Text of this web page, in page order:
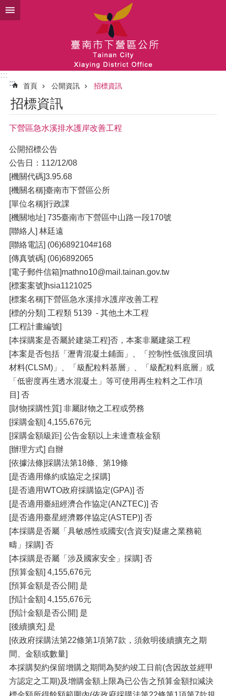
跳到主要內容區塊
:::
:::
首頁 公開資訊 招標資訊
招標資訊
下營區急水溪排水護岸改善工程
公開招標公告
公告日：112/12/08
[機關代碼]3.95.68
[機關名稱]臺南市下營區公所
[單位名稱]行政課
[機關地址] 735臺南市下營區中山路一段170號
[聯絡人] 林廷遠
[聯絡電話] (06)6892104#168
[傳真號碼] (06)6892065
[電子郵件信箱]mathno10@mail.tainan.gov.tw
[標案案號]hsia1121025
[標案名稱]下營區急水溪排水護岸改善工程
[標的分類] 工程類 5139 - 其他土木工程
[工程計畫編號]
[本採購案是否屬於建築工程]否，本案非屬建築工程
[本案是否包括「瀝青混凝土鋪面」、「控制性低強度回填
材料(CLSM)」、「級配粒料基層」、「級配粒料底層」或
「低密度再生透水混凝土」等可使用再生粒料之工作項
目] 否
[財物採購性質] 非屬財物之工程或勞務
[採購金額] 4,155,676元
[採購金額級距] 公告金額以上未達查核金額
[辦理方式] 自辦
[依據法條]採購法第18條、第19條
[是否適用條約或協定之採購]
[是否適用WTO政府採購協定(GPA)] 否
[是否適用臺紐經濟合作協定(ANZTEC)] 否
[是否適用臺星經濟夥伴協定(ASTEP)] 否
[本採購是否屬「具敏感性或國安(含資安)疑慮之業務範
疇」採購] 否
[本採購是否屬「涉及國家安全」採購] 否
[預算金額] 4,155,676元
[預算金額是否公開] 是
[預計金額] 4,155,676元
[預計金額是否公開] 是
[後續擴充] 是
[依政府採購法第22條第1項第7款，須敘明後續擴充之期
間、金額或數量]
本採購契約保留增購之期間為契約竣工日前(含因故並經甲
方認定之工期)及增購金額上限為已公告之預算金額扣減決